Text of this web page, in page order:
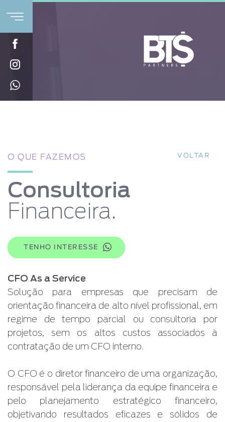
VOLTAR
O QUE FAZEMOS
Consultoria
Financeira.
TENHO INTERESSE
CFO As a Service
Solução para empresas que precisam de
orientação financeira de alto nível profissional, em
regime de tempo parcial ou consultoria por
projetos, sem os altos custos associados à
contratação de um CFO interno.
O CFO é o diretor financeiro de uma organização,
responsável pela liderança da equipe financeira e
pelo planejamento estratégico financeiro,
objetivando resultados eficazes e sólidos de